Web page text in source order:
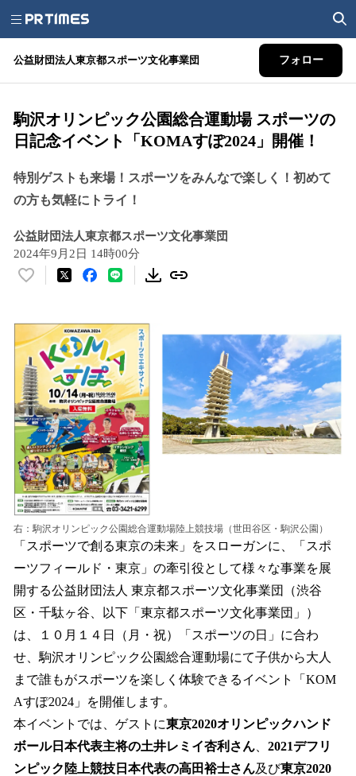
公益財団法人東京都スポーツ文化事業団 フォロー
駒沢オリンピック公園総合運動場 スポーツの
日記念イベント「KOMAすぽ2024」開催！
特別ゲストも来場！スポーツをみんなで楽しく！初めて
の方も気軽にトライ！
公益財団法人東京都スポーツ文化事業団
2024年9月2日 14時00分
い
！
数
を
読
み
込
み
中
で
す
右：駒沢オリンピック公園総合運動場陸上競技場（世田谷区・駒沢公園）
「スポーツで創る東京の未来」をスローガンに、「スポ
ーツフィールド・東京」の牽引役として様々な事業を展
開する公益財団法人 東京都スポーツ文化事業団（渋谷
区・千駄ヶ谷、以下「東京都スポーツ文化事業団」）
は、１０月１４日（月・祝）「スポーツの日」に合わ
せ、駒沢オリンピック公園総合運動場にて子供から大人
まで誰もがスポーツを楽しく体験できるイベント「KOM
Aすぽ2024」を開催します。
本イベントでは、ゲストに東京2020オリンピックハンド
ボール日本代表主将の土井レミイ杏利さん
2021デフリ
ンピック陸上競技日本代表の高田裕士さん及び東京2020